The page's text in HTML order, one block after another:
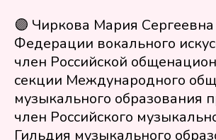
🟣 Чиркова Мария
Федерации вокального
член Российской
секции Международного
музыкального
член Российского
Гильдия музыкального